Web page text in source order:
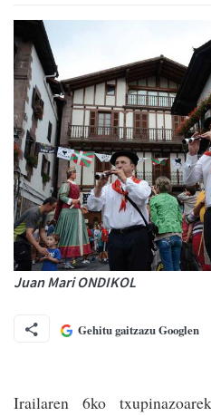
Juan Mari ONDIKOL
Gehitu gaitzazu Googlen
Irailaren 6ko